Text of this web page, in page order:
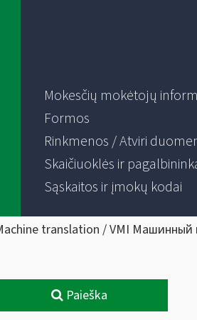
Mokesčių mokėtojų
Formos
Rinkmenos / Atviri
Skaičiuoklės ir
Sąskaitos ir įmokų kodai
translation / VMI
Paieška